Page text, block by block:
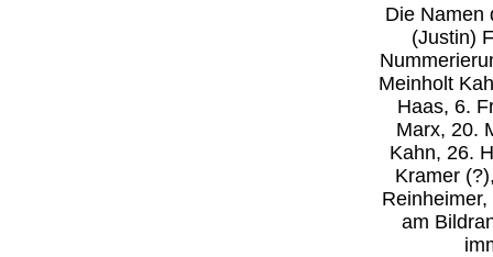
Die Namen
(Justin)
Meinholt
Haas, 6.
Marx, 20.
Kahn, 26.
Kramer
am